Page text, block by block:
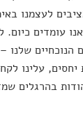
לעצמנו
עומדים
הנוכחיים
עלינו
בהרגלים